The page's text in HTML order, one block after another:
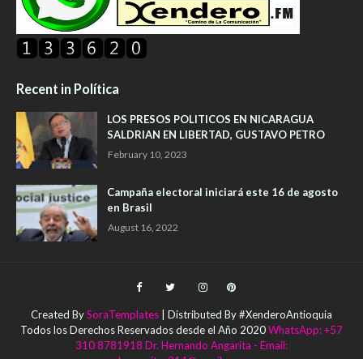
Recent in Política
LOS PRESOS POLITICOS EN NICARAGUA
SALDRIAN EN LIBERTAD, GUSTAVO PETRO
February 10, 2023
Campaña electoral iniciará este 16 de agosto
en Brasil
August 16, 2022
Created BySoraTemplates | Distributed By #XenderoAntioquia
Todos los Derechos Reservados desde el Año 2020WhatsApp: +57
310 8781918 Dr. Hernando Angarita - Email: